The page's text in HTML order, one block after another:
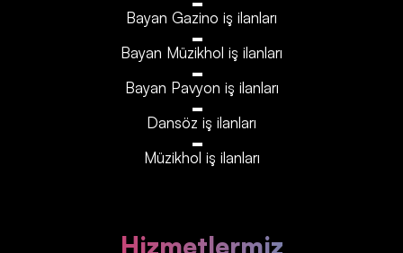
Bayan Gazino iş ilanları
Bayan Müzikhol iş ilanları
Bayan Pavyon iş ilanları
Dansöz iş ilanları
Müzikhol iş ilanları
Hizmetlermiz